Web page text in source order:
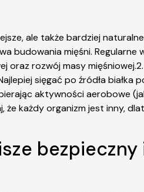
ale także bardziej
budowania mięśni. Regularne
oraz rozwój masy
sięgać po źródła białka
aktywności aerobowe
że każdy organizm jest inny,